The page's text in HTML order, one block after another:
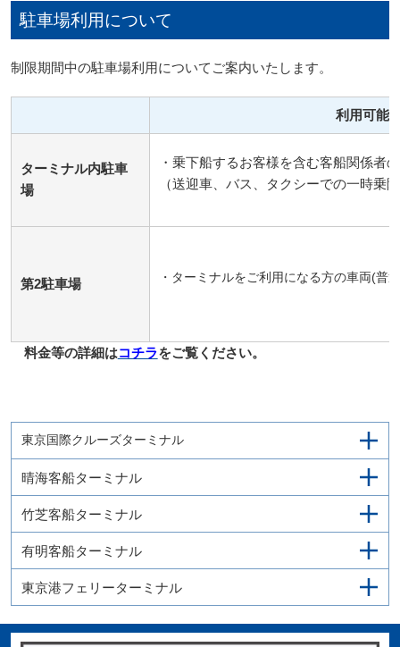
駐車場利用について
制限期間中の駐車場利用についてご案内いたします。
利用可能
ターミナル内駐車
場
・乗下船するお客様を含む客船関係者
（送迎車、バス、タクシーでの一時乗
第2駐車場 ・ターミナルをご利用になる方の車両(普
料金等の詳細はコチラをご覧ください。
東京国際クルーズターミナル
晴海客船ターミナル
竹芝客船ターミナル
有明客船ターミナル
東京港フェリーターミナル